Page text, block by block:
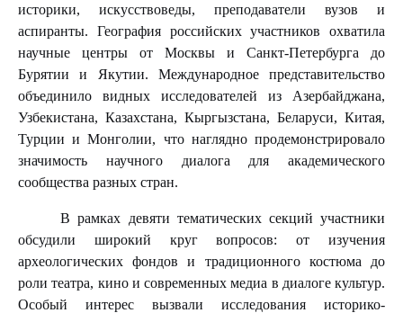
историки, искусствоведы, преподаватели вузов и
аспиранты. География российских участников охватила
научные центры от Москвы и Санкт-Петербурга до
Бурятии и Якутии. Международное представительство
объединило видных исследователей из Азербайджана,
Узбекистана, Казахстана, Кыргызстана, Беларуси, Китая,
Турции и Монголии, что наглядно продемонстрировало
значимость научного диалога для академического
сообщества разных стран.
В рамках девяти тематических секций участники
обсудили широкий круг вопросов: от изучения
археологических фондов и традиционного костюма до
роли театра, кино и современных медиа в диалоге культур.
Особый интерес вызвали исследования историко-